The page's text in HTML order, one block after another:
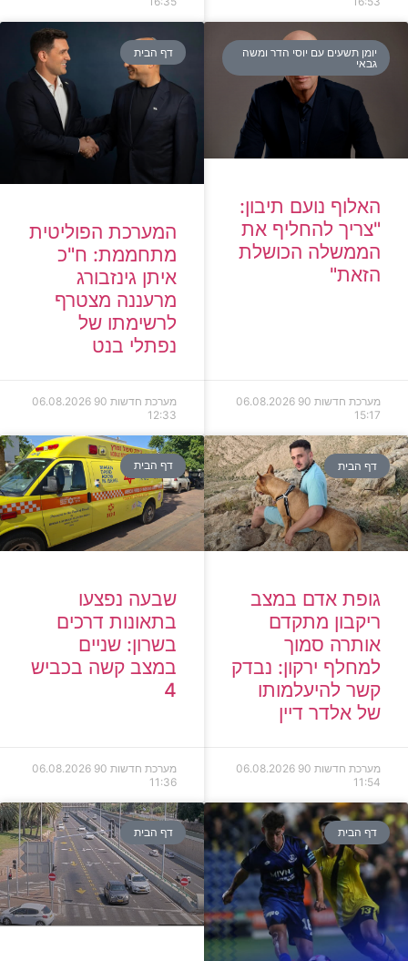
יומן תשעים עם יוסי הדר ומשה
גבאי
האלוף נועם תיבון:
"צריך להחליף את
הממשלה הכושלת
הזאת"
מערכת חדשות 90
06.08.2026
15:17
דף הבית
המערכת הפוליטית
מתחממת: ח"כ
איתן גינזבורג
מרעננה מצטרף
לרשימתו של
נפתלי בנט
מערכת חדשות 90
06.08.2026
12:33
דף הבית
גופת אדם במצב
ריקבון מתקדם
אותרה סמוך
למחלף ירקון: נבדק
קשר להיעלמותו
של אלדר דיין
מערכת חדשות 90
06.08.2026
11:54
דף הבית
שבעה נפצעו
בתאונות דרכים
בשרון: שניים
במצב קשה בכביש
4
מערכת חדשות 90
06.08.2026
11:36
דף הבית דף הבית